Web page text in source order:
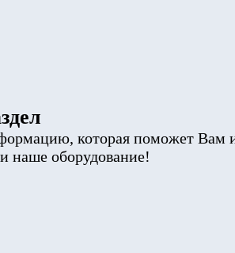
которая поможет Вам
наше оборудование!